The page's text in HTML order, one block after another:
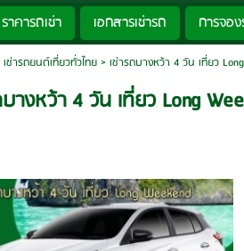
ราคารถเช่า เอกสารเช่ารถ การจอ
เช่ารถยนต์เที่ยวทั่วไทย> เช่ารถบางหว้า 4 วัน เที่ยว
บางหว้า 4 วัน เที่ยว Long